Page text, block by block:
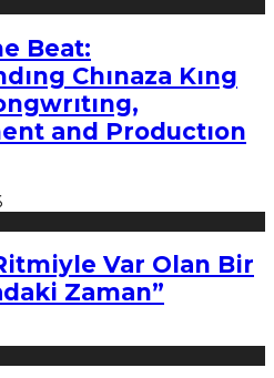
Beat:
Chınaza Kıng
and Productıon
Var Olan Bir
Zaman”